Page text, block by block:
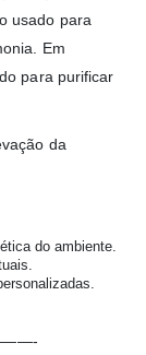
usado para
Em
para purificar
da
do ambiente.